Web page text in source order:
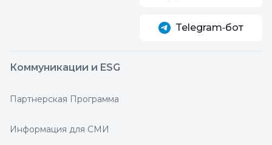
Telegram‑бот
Коммуникации и ESG
Партнерская Программа
Информация для СМИ